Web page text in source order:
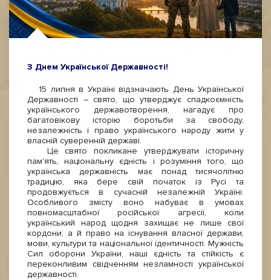
З Днем Української Державності!
15 липня в Україні відзначають День Української
Державності – свято, що утверджує спадкоємність
українського державотворення, нагадує про
багатовікову історію боротьби за свободу,
незалежність і право українського народу жити у
власній суверенній державі.
Це свято покликане утверджувати історичну
пам'ять, національну єдність і розуміння того, що
українська державність має понад тисячолітню
традицію, яка бере свій початок із Русі та
продовжується в сучасній незалежній Україні.
Особливого змісту воно набуває в умовах
повномасштабної російської агресії, коли
український народ щодня захищає не лише свої
кордони, а й право на існування власної держави,
мови, культури та національної ідентичності. Мужність
Сил оборони України, наші єдність та стійкість є
переконливим свідченням незламності української
державності.